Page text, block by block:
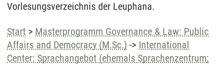
Vorlesungsverzeichnis der Leuphana.
Start > Masterprogramm Governance & Law: Public
Affairs and Democracy (M.Sc.) -> International
Center: Sprachangebot (ehemals Sprachenzentrum;